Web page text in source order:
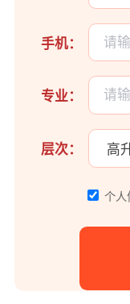
手机：
专业：
层次：
个人